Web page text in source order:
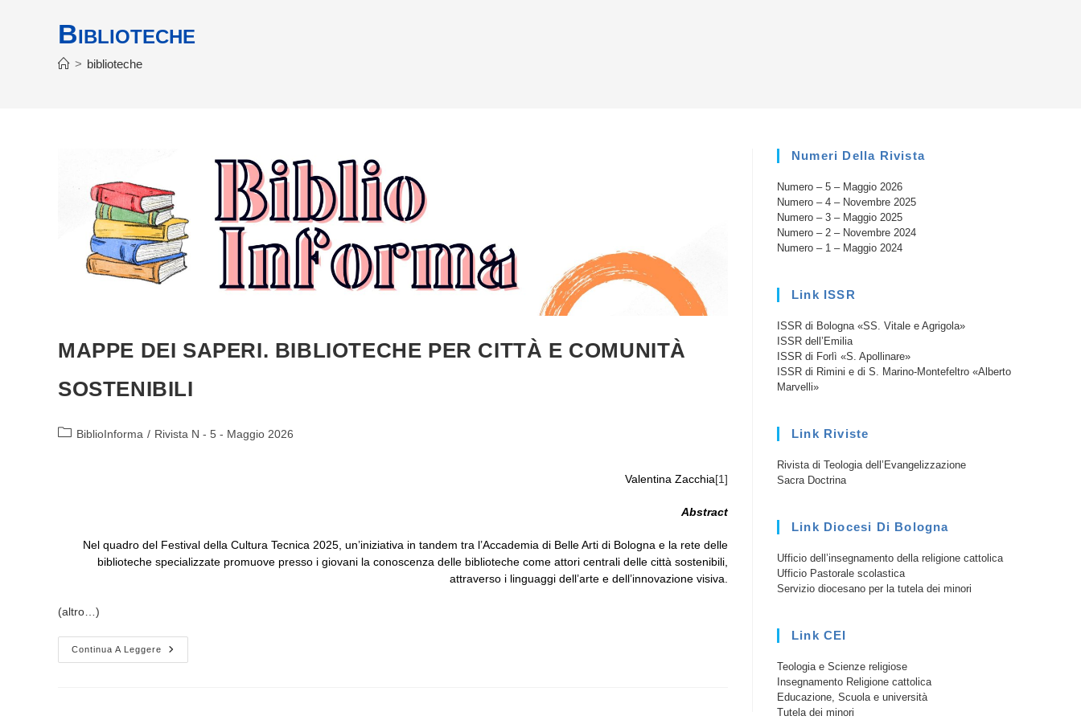
Biblioteche
> biblioteche
MAPPE DEI SAPERI. BIBLIOTECHE PER CITTÀ E COMUNITÀ
SOSTENIBILI
Categoria
BiblioInforma / Rivista N - 5 - Maggio 2026
Valentina Zacchia[1]
Abstract
Nel quadro del Festival della Cultura Tecnica 2025, un’iniziativa in tandem tra l’Accademia di Belle Arti di Bologna e la rete delle
biblioteche specializzate promuove presso i giovani la conoscenza delle biblioteche come attori centrali delle città sostenibili,
attraverso i linguaggi dell’arte e dell’innovazione visiva.
(altro…)
Continua A Leggere
MAPPE
DEI
Numeri Della Rivista
Numero – 5 – Maggio 2026
Numero – 4 – Novembre 2025
Numero – 3 – Maggio 2025
Numero – 2 – Novembre 2024
Numero – 1 – Maggio 2024
Link ISSR
ISSR di Bologna «SS. Vitale e Agrigola»
ISSR dell’Emilia
ISSR di Forlì «S. Apollinare»
ISSR di Rimini e di S. Marino-Montefeltro «Alberto
Marvelli»
Link Riviste
Rivista di Teologia dell’Evangelizzazione
Sacra Doctrina
Link Diocesi Di Bologna
Ufficio dell’insegnamento della religione cattolica
Ufficio Pastorale scolastica
Servizio diocesano per la tutela dei minori
Link CEI
Teologia e Scienze religiose
Insegnamento Religione cattolica
Educazione, Scuola e università
Tutela dei minori